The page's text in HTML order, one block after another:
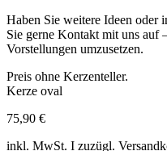
Haben Sie weitere Ideen oder
Sie gerne Kontakt mit uns auf
Vorstellungen umzusetzen.
Preis ohne Kerzenteller.
Kerze oval
75,90 €
inkl. MwSt. I zuzügl.